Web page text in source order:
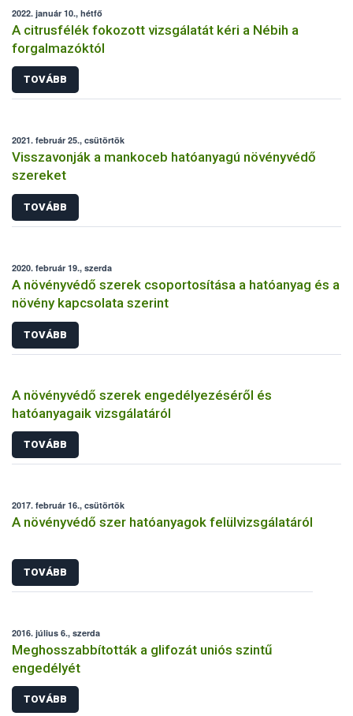
2022. január 10., hétfő
A citrusfélék fokozott vizsgálatát kéri a Nébih a
forgalmazóktól
TOVÁBB
2021. február 25., csütörtök
Visszavonják a mankoceb hatóanyagú növényvédő
szereket
TOVÁBB
2020. február 19., szerda
A növényvédő szerek csoportosítása a hatóanyag és a
növény kapcsolata szerint
TOVÁBB
A növényvédő szerek engedélyezéséről és
hatóanyagaik vizsgálatáról
TOVÁBB
2017. február 16., csütörtök
A növényvédő szer hatóanyagok felülvizsgálatáról
TOVÁBB
2016. július 6., szerda
Meghosszabbították a glifozát uniós szintű
engedélyét
TOVÁBB